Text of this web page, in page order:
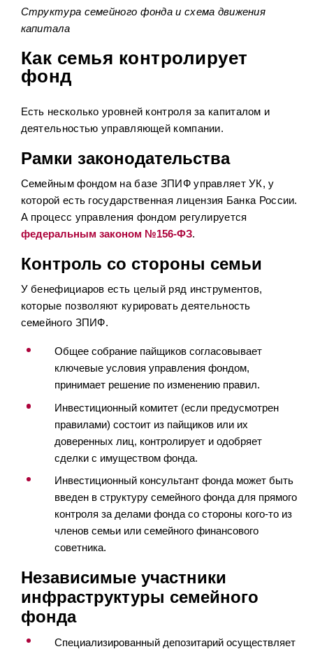
Структура семейного фонда и схема движения
капитала
Как семья контролирует
фонд
Есть несколько уровней контроля за капиталом и
деятельностью управляющей компании.
Рамки законодательства
Семейным фондом на базе ЗПИФ управляет УК, у
которой есть государственная лицензия Банка России.
А процесс управления фондом регулируется
федеральным законом №156-ФЗ.
Контроль со стороны семьи
У бенефициаров есть целый ряд инструментов,
которые позволяют курировать деятельность
семейного ЗПИФ.
Общее собрание пайщиков согласовывает
ключевые условия управления фондом,
принимает решение по изменению правил.
Инвестиционный комитет (если предусмотрен
правилами) состоит из пайщиков или их
доверенных лиц, контролирует и одобряет
сделки с имуществом фонда.
Инвестиционный консультант фонда может быть
введен в структуру семейного фонда для прямого
контроля за делами фонда со стороны кого-то из
членов семьи или семейного финансового
советника.
Независимые участники
инфраструктуры семейного
фонда
Специализированный депозитарий осуществляет